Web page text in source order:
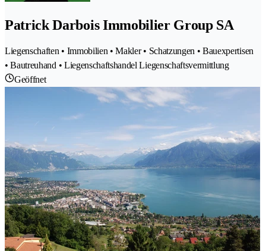
Patrick Darbois Immobilier Group SA
Liegenschaften • Immobilien • Makler • Schatzungen • Bauexpertisen
• Bautreuhand • Liegenschaftshandel Liegenschaftsvermittlung
Geöffnet